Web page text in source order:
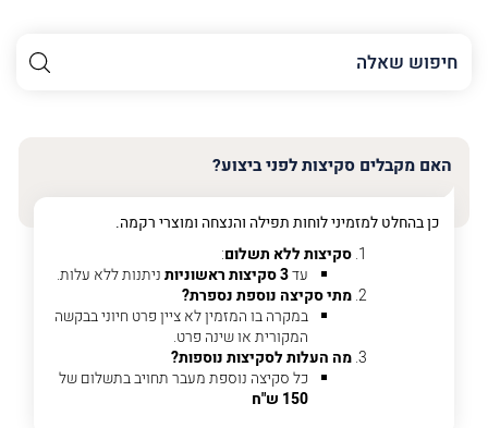
השם
שלך
טלפון (חובה)
האם מקבלים סקיצות לפני ביצוע?
כן בהחלט למזמיני לוחות תפילה והנצחה ומוצרי רקמה.
סקיצות ללא תשלום:
עד3 סקיצות ראשוניות
ניתנות ללא עלות.
מתי סקיצה נוספת נספרת?
במקרה בו המזמין לא ציין פרט חיוני בבקשה
המקורית או שינה פרט.
מה העלות לסקיצות נוספות?
כל סקיצה נוספת מעבר תחויב בתשלום של
150 ש"ח